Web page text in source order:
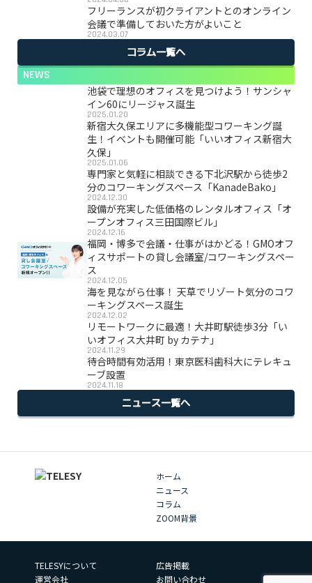
フリーランスが初クライアントとのオンライン
会議で準備しておいた方がよいこと
2024.03.07
コラム一覧へ
NEWS
池袋で理想のオフィスを見つけよう！サンシャ
イン60にリージャス誕生
2025.01.20
新宿大久保エリアに多機能型コワーキング誕
生！イベントも開催可能「いいオフィス新宿大
久保」
2025.01.06
専門家と気軽に相談できる下北沢駅から徒歩2
分のコワーキングスペース「KanadeBako」
2024.12.30
設備が充実した低価格のレンタルオフィス「オ
ープンオフィス三田国際ビル」
2024.12.16
福岡・博多で会議・仕事がはかどる！GMOオフ
ィスサポートの貸し会議室/コワーキングスペー
ス
2024.12.05
海を見ながら仕事！ 天草でリゾート気分のコワ
ーキングスペース誕生
2024.12.02
リモートワークに最適！大井町駅徒歩3分「い
いオフィス大井町 by カテナ」
2024.11.29
待合時間有効活用！東京医科歯科大にテレキュ
ーブ設置
2024.11.18
ニュース一覧へ
ホーム
ニュース
コラム
ZOOM背景
TELESYについて
広告掲載
運営会社
お問い合わせ